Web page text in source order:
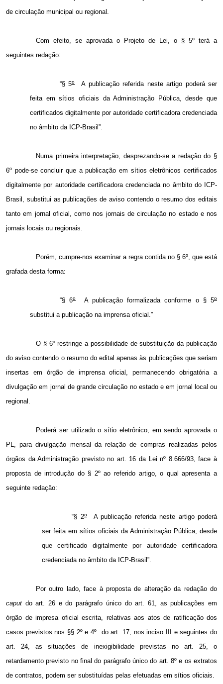
de circulação municipal ou regional.
Com efeito, se aprovada o Projeto de Lei, o § 5º terá a
seguintes redação:
“§ 5oA publicação referida neste artigo poderá ser
feita em sítios oficiais da Administração Pública, desde que
certificados digitalmente por autoridade certificadora credenciada
no âmbito da ICP-Brasil”.
Numa primeira interpretação, desprezando-se a redação do §
6º pode-se concluir que a publicação em sítios eletrônicos certificados
digitalmente por autoridade certificadora credenciada no âmbito do ICP-
Brasil, substitui as publicações de aviso contendo o resumo dos editais
tanto em jornal oficial, como nos jornais de circulação no estado e nos
jornais locais ou regionais.
Porém, cumpre-nos examinar a regra contida no § 6º, que está
grafada desta forma:
“§ 6oA publicação formalizada conforme o § 5o
substitui a publicação na imprensa oficial.”
O § 6º restringe a possibilidade de substituição da publicação
do aviso contendo o resumo do edital apenas às publicações que seriam
insertas em órgão de imprensa oficial, permanecendo obrigatória a
divulgação em jornal de grande circulação no estado e em jornal local ou
regional.
Poderá ser utilizado o sítio eletrônico, em sendo aprovada o
PL, para divulgação mensal da relação de compras realizadas pelos
órgãos da Administração previsto no art. 16 da Lei nº 8.666/93, face à
proposta de introdução do § 2º ao referido artigo, o qual apresenta a
seguinte redação:
“§ 2oA publicação referida neste artigo poderá
ser feita em sítios oficiais da Administração Pública, desde
que certificado digitalmente por autoridade certificadora
credenciada no âmbito da ICP-Brasil”.
Por outro lado, face à proposta de alteração da redação do
caput do art. 26 e do parágrafo único do art. 61, as publicações em
órgão de impresa oficial escrita, relativas aos atos de ratificação dos
casos previstos nos §§ 2º e 4º
do art. 17, nos inciso III e seguintes do
art. 24, as situações de inexigibilidade previstas no art. 25, o
retardamento previsto no final do parágrafo único do art. 8º e os extratos
de contratos, podem ser substituídas pelas efetuadas em sítios oficiais.